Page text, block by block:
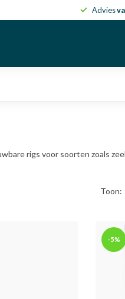
Advies
rigs voor soorten zoals
Toon:
-5%